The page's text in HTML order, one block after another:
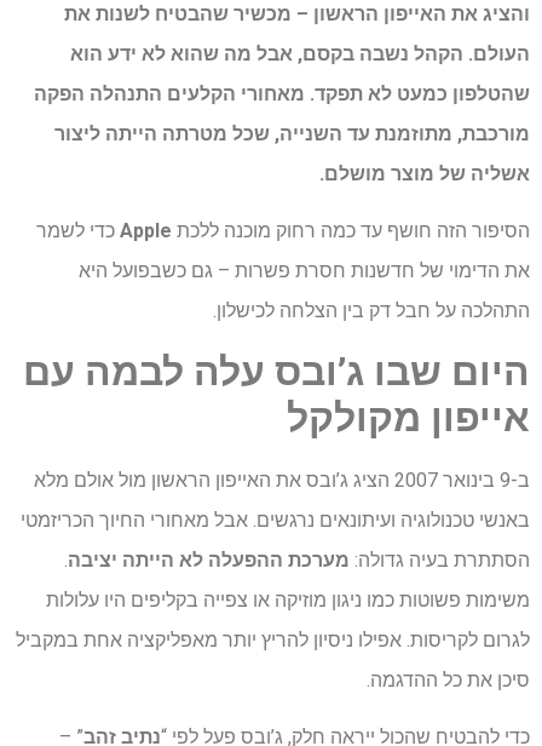
והציג את האייפון הראשון – מכשיר שהבטיח לשנות את
העולם. הקהל נשבה בקסם, אבל מה שהוא לא ידע הוא
שהטלפון כמעט לא תפקד. מאחורי הקלעים התנהלה הפקה
מורכבת, מתוזמנת עד השנייה, שכל מטרתה הייתה ליצור
אשליה של מוצר מושלם.
הסיפור הזה חושף עד כמה רחוק מוכנה ללכת Apple כדי לשמר
את הדימוי של חדשנות חסרת פשרות – גם כשבפועל היא
התהלכה על חבל דק בין הצלחה לכישלון.
היום שבו ג’ובס עלה לבמה עם
אייפון מקולקל
ב-9 בינואר 2007 הציג ג’ובס את האייפון הראשון מול אולם מלא
באנשי טכנולוגיה ועיתונאים נרגשים. אבל מאחורי החיוך הכריזמטי
הסתתרת בעיה גדולה: מערכת ההפעלה לא הייתה יציבה
משימות פשוטות כמו ניגון מוזיקה או צפייה בקליפים היו עלולות
לגרום לקריסות. אפילו ניסיון להריץ יותר מאפליקציה אחת במקביל
סיכן את כל ההדגמה.
כדי להבטיח שהכול ייראה חלק, ג’ובס פעל לפי “נתיב זהב” –